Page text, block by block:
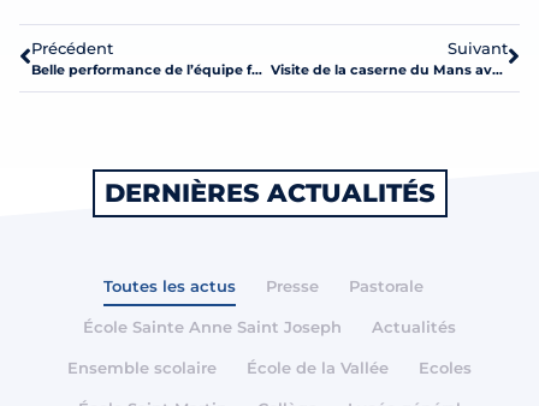
Précédent
Belle performance de l’équipe féminine de football du collège.
Suivant
Visite de la caserne du Mans avec les élèves « Cadets de la sécurité » 4ème et 3ème
DERNIÈRES ACTUALITÉS
Toutes les actus Presse Pastorale
École Sainte Anne Saint Joseph Actualités
Ensemble scolaire École de la Vallée Ecoles